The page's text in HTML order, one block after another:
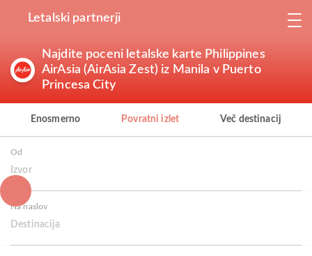
Letalski partnerji
Najdite poceni letalske karte Philippines
AirAsia (AirAsia Zest) iz Manila v Puerto
Princesa City
Enosmerno Povratni izlet Več destinacij
Od
Izvor
Na naslov
Destinacija